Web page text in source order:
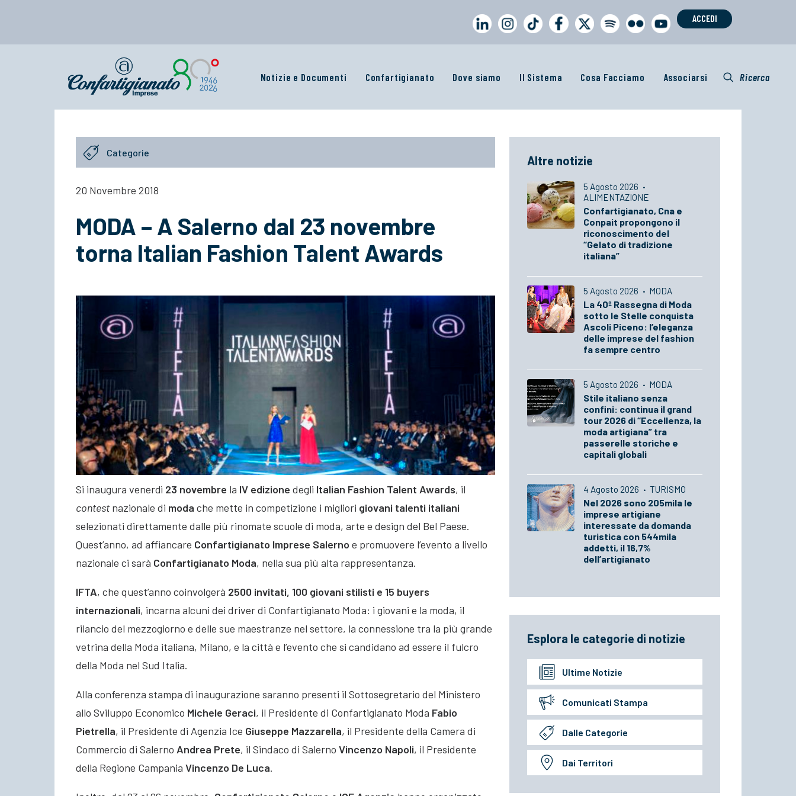
ACCEDI
Notizie e Documenti Confartigianato Dove siamo Il Sistema Cosa Facciamo Associarsi Ricerca
Categorie
20 Novembre 2018
MODA – A Salerno dal 23 novembre
torna Italian Fashion Talent Awards
Si inaugura venerdì 23 novembre la IV edizione degli Italian Fashion Talent Awards, il
contest nazionale di moda che mette in competizione i migliori giovani talenti italiani
selezionati direttamente dalle più rinomate scuole di moda, arte e design del Bel Paese.
Quest’anno, ad affiancare Confartigianato Imprese Salerno e promuovere l’evento a livello
nazionale ci sarà Confartigianato Moda, nella sua più alta rappresentanza.
IFTA, che quest’anno coinvolgerà 2500 invitati, 100 giovani stilisti e 15 buyers
internazionali, incarna alcuni dei driver di Confartigianato Moda: i giovani e la moda, il
rilancio del mezzogiorno e delle sue maestranze nel settore, la connessione tra la più grande
vetrina della Moda italiana, Milano, e la città e l’evento che si candidano ad essere il fulcro
della Moda nel Sud Italia.
Alla conferenza stampa di inaugurazione saranno presenti il Sottosegretario del Ministero
allo Sviluppo Economico Michele Geraci, il Presidente di Confartigianato Moda Fabio
Pietrella, il Presidente di Agenzia Ice Giuseppe Mazzarella, il Presidente della Camera di
Commercio di Salerno Andrea Prete, il Sindaco di Salerno Vincenzo Napoli, il Presidente
della Regione Campania Vincenzo De Luca.
Altre notizie
5 Agosto 2026 ·
ALIMENTAZIONE
Confartigianato, Cna e
Conpait propongono il
riconoscimento del
“Gelato di tradizione
italiana”
5 Agosto 2026 · MODA
La 40ª Rassegna di Moda
sotto le Stelle conquista
Ascoli Piceno: l’eleganza
delle imprese del fashion
fa sempre centro
5 Agosto 2026 · MODA
Stile italiano senza
confini: continua il grand
tour 2026 di “Eccellenza, la
moda artigiana” tra
passerelle storiche e
capitali globali
4 Agosto 2026 · TURISMO
Nel 2026 sono 205mila le
imprese artigiane
interessate da domanda
turistica con 544mila
addetti, il 16,7%
dell’artigianato
Esplora le categorie di notizie
Ultime Notizie
Comunicati Stampa
Dalle Categorie
Dai Territori